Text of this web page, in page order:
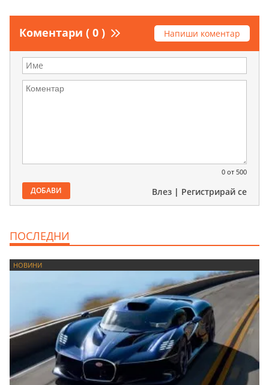
Коментари ( 0 ) Напиши коментар
0 от 500
ДОБАВИ Влез | Регистрирай се
ПОСЛЕДНИ
НОВИНИ